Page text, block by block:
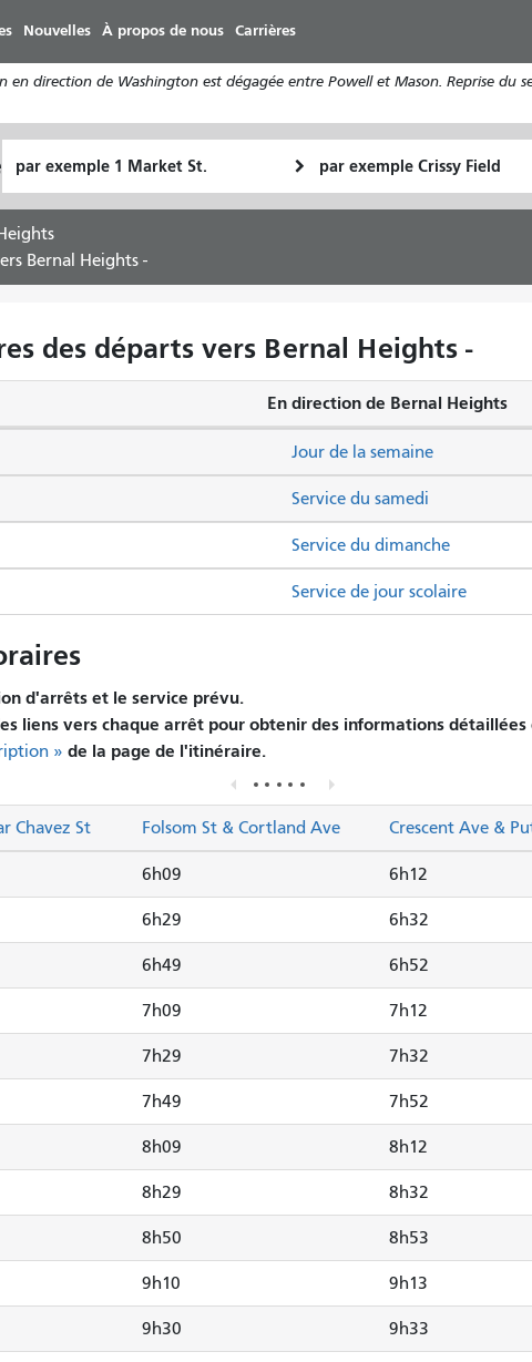
au
contenu
Nouvelles À propos de nous Carrières
en direction de Washington est dégagée entre Powell et Mason. Reprise du
de
départ
final
Comment
je
Bernal Heights -
des départs vers Bernal Heights -
En direction de Bernal Heights
Service du samedi
Service du dimanche
Jour de la semaine
Service de jour scolaire
d'arrêts et le service prévu.
liens vers chaque arrêt pour obtenir des informations
» de la page de l'itinéraire.
Chavez St Folsom St & Cortland Ave Crescent Ave &
6h09 6h12
6h29 6h32
6h49 6h52
7h09 7h12
7h29 7h32
7h49 7h52
8h09 8h12
8h29 8h32
8h50 8h53
9h10 9h13
9h30 9h33